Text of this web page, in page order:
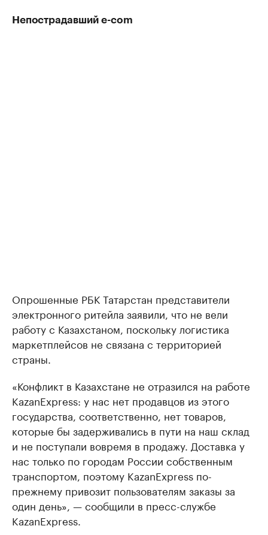
Непострадавший е-com
Опрошенные РБК Татарстан представители
электронного ритейла заявили, что не вели
работу с Казахстаном, поскольку логистика
маркетплейсов не связана с территорией
страны.
«Конфликт в Казахстане не отразился на работе
KazanExpress: у нас нет продавцов из этого
государства, соответственно, нет товаров,
которые бы задерживались в пути на наш склад
и не поступали вовремя в продажу. Доставка у
нас только по городам России собственным
транспортом, поэтому KazanExpress по-
прежнему привозит пользователям заказы за
один день», — сообщили в пресс-службе
KazanExpress.